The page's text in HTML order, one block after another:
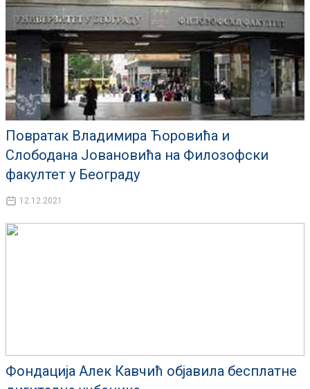
Повратак Владимира Ћоровића и
Слободана Јовановића на Филозофски
факултет у Београду
12.12.2021
Фондација Алек Кавчић објавила бесплатне